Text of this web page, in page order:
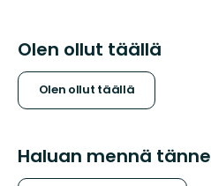
Olen ollut täällä
Olen ollut täällä
Haluan mennä tänne